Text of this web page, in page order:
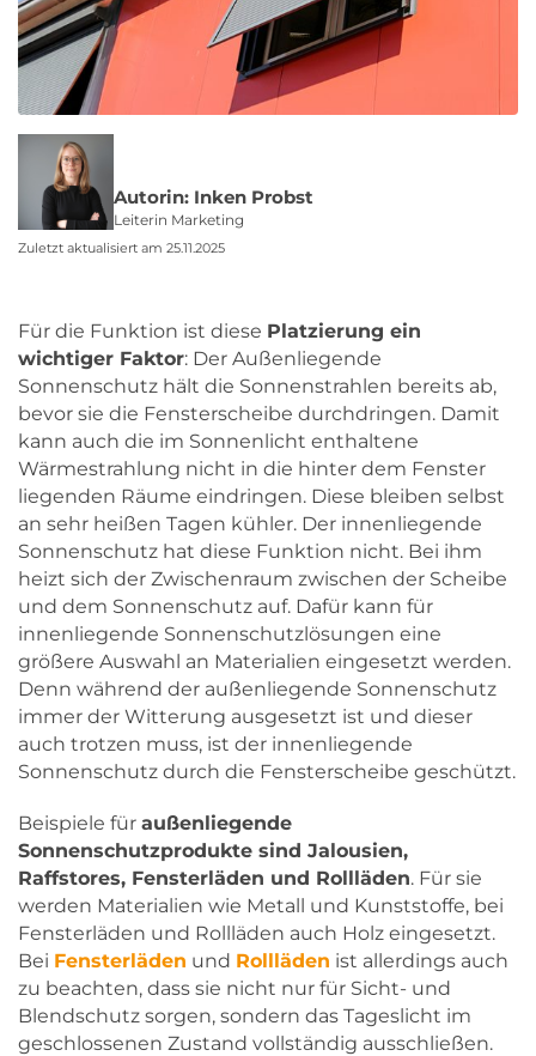
Autorin: Inken Probst
Leiterin Marketing
Zuletzt aktualisiert am 25.11.2025
Für die Funktion ist diese Platzierung ein
wichtiger Faktor: Der Außenliegende
Sonnenschutz hält die Sonnenstrahlen bereits ab,
bevor sie die Fensterscheibe durchdringen. Damit
kann auch die im Sonnenlicht enthaltene
Wärmestrahlung nicht in die hinter dem Fenster
liegenden Räume eindringen. Diese bleiben selbst
an sehr heißen Tagen kühler. Der innenliegende
Sonnenschutz hat diese Funktion nicht. Bei ihm
heizt sich der Zwischenraum zwischen der Scheibe
und dem Sonnenschutz auf. Dafür kann für
innenliegende Sonnenschutzlösungen eine
größere Auswahl an Materialien eingesetzt werden.
Denn während der außenliegende Sonnenschutz
immer der Witterung ausgesetzt ist und dieser
auch trotzen muss, ist der innenliegende
Sonnenschutz durch die Fensterscheibe geschützt.
Beispiele für außenliegende
Sonnenschutzprodukte sind Jalousien,
Raffstores, Fensterläden und Rollläden. Für sie
werden Materialien wie Metall und Kunststoffe, bei
Fensterläden und Rollläden auch Holz eingesetzt.
Bei Fensterläden und Rollläden ist allerdings auch
zu beachten, dass sie nicht nur für Sicht- und
Blendschutz sorgen, sondern das Tageslicht im
geschlossenen Zustand vollständig ausschließen.